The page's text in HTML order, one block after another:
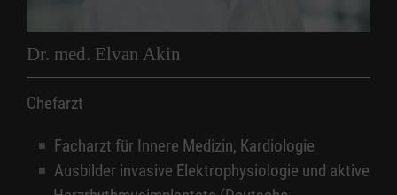
Dr. med. Elvan Akin
Chefarzt
Facharzt für Innere Medizin, Kardiologie
Ausbilder invasive Elektrophysiologie und aktive